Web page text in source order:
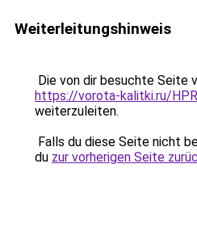
Weiterleitungshinweis
Die von dir besuchte Seite
https://vorota-kalitki.ru/
weiterzuleiten.
Falls du diese Seite nicht
du zur vorherigen Seite